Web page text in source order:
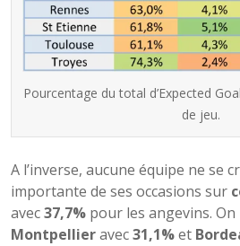
Pourcentage du total d’Expected
de jeu.
A l’inverse, aucune équipe ne se
importante de ses occasions sur
avec37,7% pour les angevins.
Montpellieravec31,1%et